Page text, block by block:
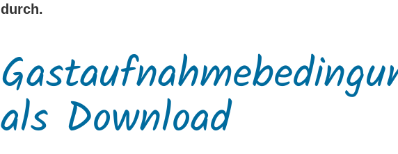
durch.
als Download